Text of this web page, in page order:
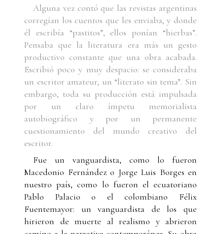
Alguna vez contó que las revistas argentinas
corregían los cuentos que les enviaba, y donde
él escribía “pastitos”, ellos ponían “hierbas”.
Pensaba que la literatura era más un gesto
productivo constante que una obra acabada.
Escribió poco y muy despacio: se consideraba
un escritor amateur, un “literato sin tema”. Sin
embargo, toda su producción está impulsada
por un claro ímpetu memorialista
autobiográfico y por un permanente
cuestionamiento del mundo creativo del
escritor.
Fue un vanguardista, como lo fueron
Macedonio Fernández o Jorge Luis Borges en
nuestro país, como lo fueron el ecuatoriano
Pablo Palacio o el colombiano Félix
Fuentemayor: un vanguardista de los que
hirieron de muerte al realismo y abrieron